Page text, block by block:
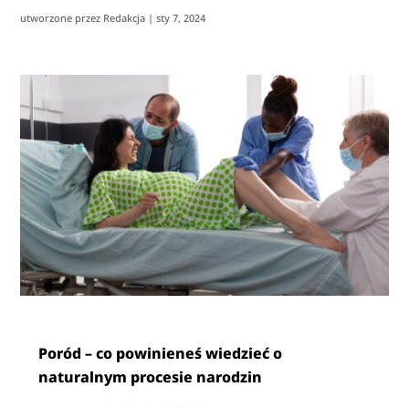
utworzone przez Redakcja |sty 7, 2024
Poród – co powinieneś wiedzieć o
naturalnym procesie narodzin